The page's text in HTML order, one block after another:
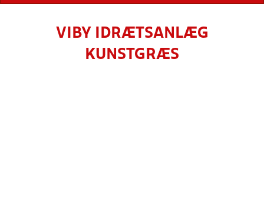
VIBY IDRÆTSANLÆG
KUNSTGRÆS